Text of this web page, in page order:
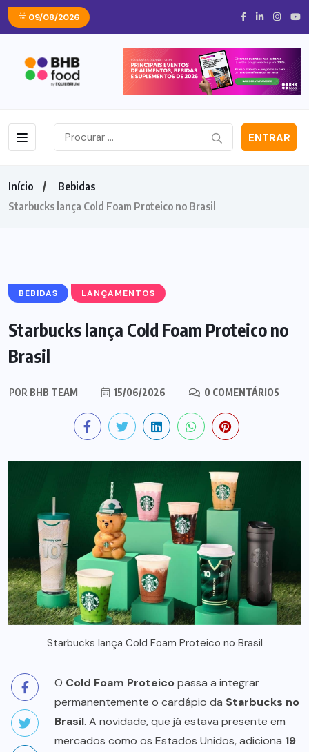
09/08/2026
ENTRAR
Início
Bebidas
Starbucks lança Cold Foam Proteico no Brasil
BEBIDAS LANÇAMENTOS
Starbucks lança Cold Foam Proteico no
Brasil
POR BHB TEAM 15/06/2026 0 COMENTÁRIOS
Starbucks lança Cold Foam Proteico no Brasil
O Cold Foam Proteicopassa a integrar
permanentemente o cardápio da Starbucks no
Brasil. A novidade, que já estava presente em
mercados como os Estados Unidos, adiciona 19